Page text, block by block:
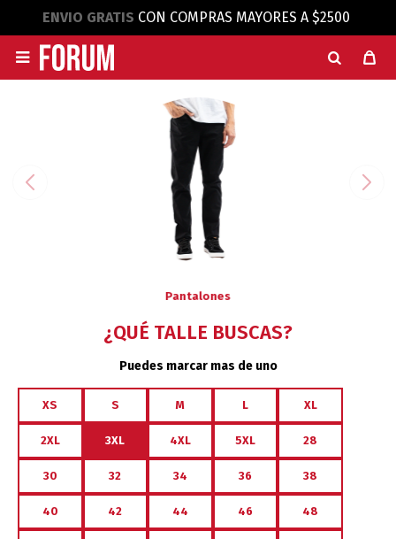
ENVIO GRATIS CON COMPRAS MAYORES A $2500

Pantalones
¿QUÉ TALLE BUSCAS?
Puedes marcar mas de uno
XS S M L XL
2XL 3XL 4XL 5XL 28
30 32 34 36 38
40 42 44 46 48